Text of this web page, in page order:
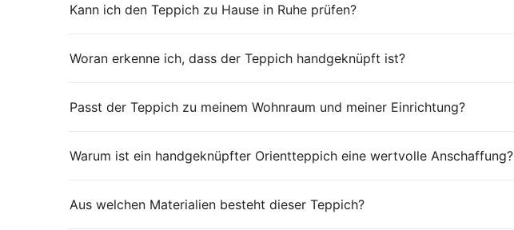
Kann ich den Teppich zu Hause in Ruhe prüfen?
Woran erkenne ich, dass der Teppich handgeknüpft ist?
Passt der Teppich zu meinem Wohnraum und meiner Einrichtung?
Warum ist ein handgeknüpfter Orientteppich eine wertvolle Anschaffung?
Aus welchen Materialien besteht dieser Teppich?